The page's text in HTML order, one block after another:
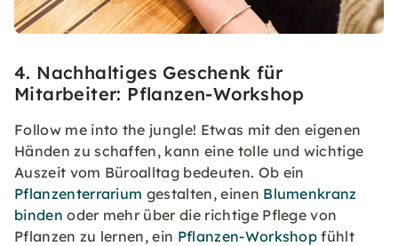
4. Nachhaltiges Geschenk für
Mitarbeiter: Pflanzen-Workshop
Follow me into the jungle! Etwas mit den eigenen
Händen zu schaffen, kann eine tolle und wichtige
Auszeit vom Büroalltag bedeuten. Ob ein
Pflanzenterrarium gestalten, einen Blumenkranz
binden oder mehr über die richtige Pflege von
Pflanzen zu lernen, ein Pflanzen-Workshop fühlt